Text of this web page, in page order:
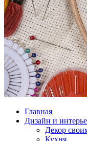
Главная
Дизайн и
Декор
Кухня